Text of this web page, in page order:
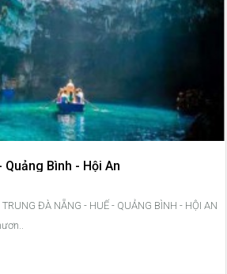
Bình - Hội An
ĐÀ NẴNG - HUẾ - QUẢNG BÌNH - HỘI AN